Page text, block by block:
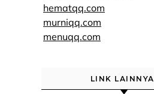
hematqq.com
murniqq.com
menuqq.com
LINK LAINNYA